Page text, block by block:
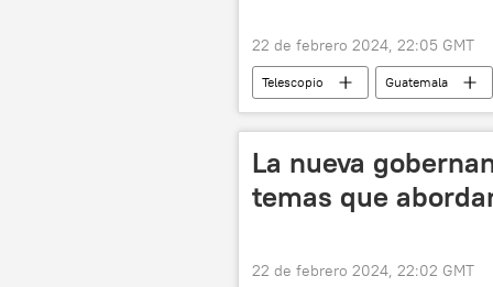
22 de febrero 2024, 22:05 GMT
Telescopio Guatemala
indígenas
gobernador
La nueva
temas que
22 de febrero 2024, 22:02 GMT